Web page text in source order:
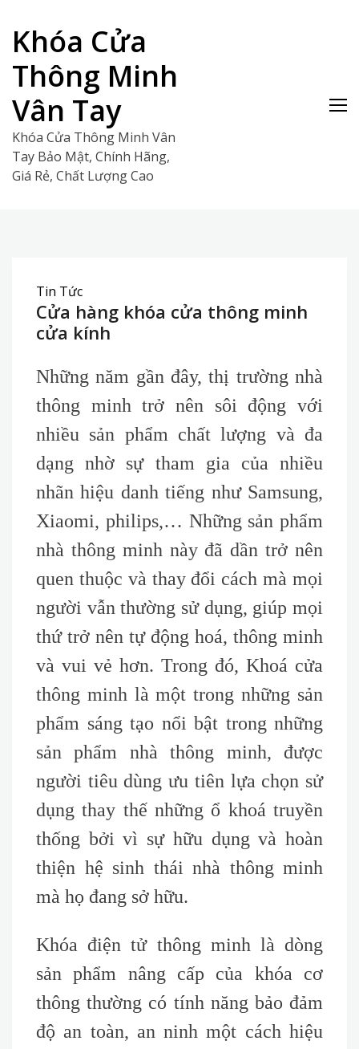
content
Khóa Cửa
Thông Minh
Vân Tay
Khóa Cửa Thông Minh Vân
Tay Bảo Mật, Chính Hãng,
Giá Rẻ, Chất Lượng Cao
Tin Tức
Cửa hàng khóa cửa thông minh
cửa kính
Những năm gần đây, thị trường nhà
thông minh trở nên sôi động với
nhiều sản phẩm chất lượng và đa
dạng nhờ sự tham gia của nhiều
nhãn hiệu danh tiếng như Samsung,
Xiaomi, philips,… Những sản phẩm
nhà thông minh này đã dần trở nên
quen thuộc và thay đổi cách mà mọi
người vẫn thường sử dụng, giúp mọi
thứ trở nên tự động hoá, thông minh
và vui vẻ hơn. Trong đó, Khoá cửa
thông minh là một trong những sản
phẩm sáng tạo nổi bật trong những
sản phẩm nhà thông minh, được
người tiêu dùng ưu tiên lựa chọn sử
dụng thay thế những ổ khoá truyền
thống bởi vì sự hữu dụng và hoàn
thiện hệ sinh thái nhà thông minh
mà họ đang sở hữu.
Khóa điện tử thông minh là dòng
sản phẩm nâng cấp của khóa cơ
thông thường có tính năng bảo đảm
độ an toàn, an ninh một cách hiệu